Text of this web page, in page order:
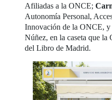
Afiliadas a la ONCE;
Autonomía Personal,
Innovación de la ONCE,
Núñez, en la caseta que
del Libro de Madrid.